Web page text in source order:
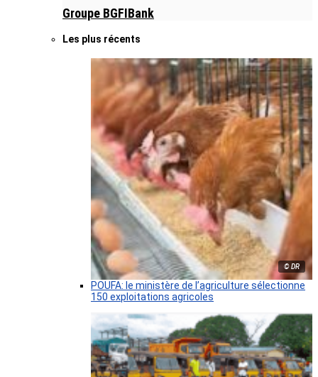
Groupe BGFIBank
Les plus récents
© DR
POUFA: le ministère de l’agriculture sélectionne
150 exploitations agricoles